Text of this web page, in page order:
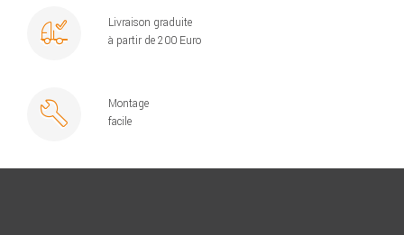
Livraison graduite
à partir de 200 Euro
Montage
facile